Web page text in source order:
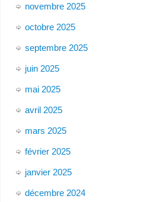
novembre 2025
octobre 2025
septembre 2025
juin 2025
mai 2025
avril 2025
mars 2025
février 2025
janvier 2025
décembre 2024